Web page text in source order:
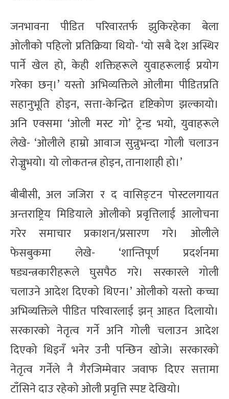
जनभावना पीडित परिवारतर्फ झुकिरहेका बेला
ओलीको पहिलो प्रतिक्रिया थियो- ‘यो सबै देश अस्थिर
पार्ने खेल हो, केही शक्तिहरूले युवाहरूलाई प्रयोग
गरेका छन्।’ यस्तो अभिव्यक्तिले ओलीमा पीडितप्रति
सहानुभूति होइन, सत्ता-केन्द्रित दृष्टिकोण झल्कायो।
अनि एक्समा ‘ओली मस्ट गो’ ट्रेन्ड भयो, युवाहरूले
लेखे- ‘ओलीले हाम्रो आवाज सुन्नुभन्दा गोली चलाउन
रोज्नुभयो। यो लोकतन्त्र होइन, तानाशाही हो।’
बीबीसी, अल जजिरा र द वासिङ्टन पोस्टलगायत
अन्तराष्ट्रिय मिडियाले ओलीको प्रवृत्तिलाई आलोचना
गरेर समाचार प्रकाशन/प्रसारण गरे। ओलीले
फेसबुकमा लेखे- ‘शान्तिपूर्ण प्रदर्शनमा
षड्यन्त्रकारीहरूले घुसपैठ गरे। सरकारले गोली
चलाउने आदेश दिएको थिएन।’ ओलीको यस्तो कच्चा
अभिव्यक्तिले पीडित परिवारलाई झन् आहत दिलायो।
सरकारको नेतृत्व गर्ने अनि गोली चलाउन आदेश
दिएको थिइनँ भनेर उनी पन्छिन खोजे। सरकारको
नेतृत्व गर्नेले नै गैरजिम्मेवार जवाफ दिएर सत्तामा
टाँसिने दाउ रहेको ओली प्रवृत्ति स्पष्ट देखियो।